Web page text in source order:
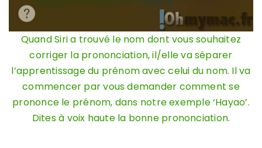
Quand Siri a trouvé le nom dont vous souhaitez
corriger la prononciation, il/elle va séparer
l’apprentissage du prénom avec celui du nom. Il va
commencer par vous demander comment se
prononce le prénom, dans notre exemple ‘Hayao’.
Dites à voix haute la bonne prononciation.